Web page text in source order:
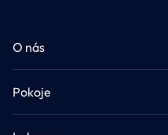
O nás
Pokoje